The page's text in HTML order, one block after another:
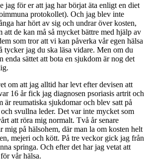
jag för er att jag har börjat äta enligt en diet
protokollet). Och jag blev inte
har hört av sig och undrar över kosten,
att de kan må så mycket bättre med hjälp av
som tror att vi kan påverka vår egen hälsa
tycker jag du ska läsa vidare. Men om du
enda sättet att bota en sjukdom är nog det
om att jag alltid har levt efter devisen att
16 år fick jag diagnosen psoriasis artrit och
är reumatiska sjukdomar och blev satt på
svullna leder. Det var inte mycket som
att röra mig normalt. Två år senare
mig på hälsohem, där man la om kosten helt
mejeri och kött. På tre veckor gick jag från
springa. Och efter det har jag vetat att
vår hälsa.